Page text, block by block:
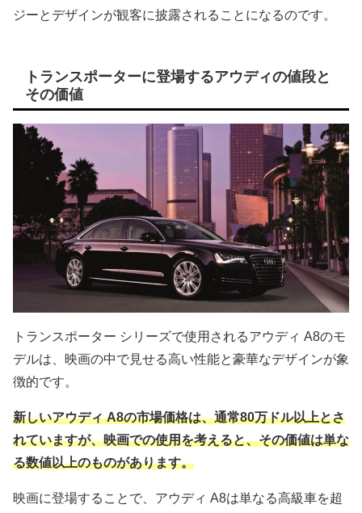
ジーとデザインが観客に披露されることになるのです。
トランスポーターに登場するアウディの値段と
その価値
トランスポーター シリーズで使用されるアウディ A8のモ
デルは、映画の中で見せる高い性能と豪華なデザインが象
徴的です。
新しいアウディ A8の市場価格は、通常80万ドル以上とさ
れていますが、映画での使用を考えると、その価値は単な
る数値以上のものがあります。
映画に登場することで、アウディ A8は単なる高級車を超